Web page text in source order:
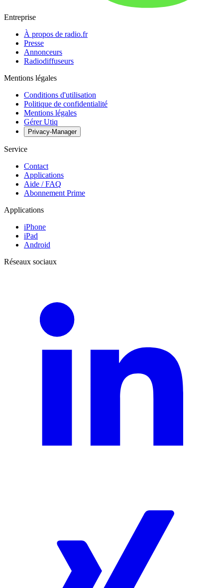
Entreprise
À propos de radio.fr
Presse
Annonceurs
Radiodiffuseurs
Mentions légales
Conditions d'utilisation
Politique de confidentialité
Mentions légales
Gérer Utiq
Privacy-Manager
Service
Contact
Applications
Aide / FAQ
Abonnement Prime
Applications
iPhone
iPad
Android
Réseaux sociaux